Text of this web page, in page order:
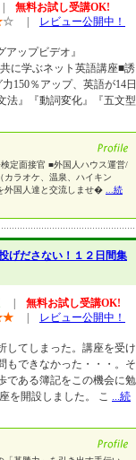
無料お試し受講OK!
☆ レビュー公開中！
ップビデオ』
に学ぶネット英語講座■誘
150％アップ、英語が14日
法』『動詞変化』『五文型
定面接官 ■外国人ハウス運営/
カラオケ、温泉、ハイキン
外国人達と交流しませ�
...続
げださない！１２日間集
無料お試し受講OK!
★ レビュー公開中！
してしまった。講座を受け
もできなかった・・・。そ
である簿記をこの機会に勉
を開設しました。 こ ...続